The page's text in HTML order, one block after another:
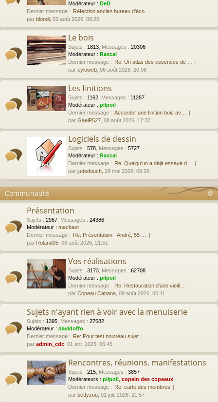
Modérateur : DeD
Dernier message : Réfection ancien bureau d'éco…
par blondi , 02 août 2026, 08:26
Le bois
Sujets : 1813 Messages : 20306
Modérateur : Rascal
Dernier message : Re: Un atlas des essences de …
par xyloweb , 06 août 2026, 20:06
Les finitions
Sujets : 1162 Messages : 11287
Modérateur : pilpoil
Dernier message : Accorder une finition bois av…
par GaelP527 , 08 août 2026, 17:37
Logiciels de dessin
Sujets : 578 Messages : 5727
Modérateur : Rascal
Dernier message : Re: Quelqu'un a déjà essayé d…
par judedouch , 28 mai 2026, 09:26
Communauté
Présentation
Sujets : 2987 Messages : 24386
Modérateur : macbast
Dernier message : Re: Présentation - André, 55 …
par Roland05 , 08 août 2026, 21:51
Vos réalisations
Sujets : 3173 Messages : 62708
Modérateur : pilpoil
Dernier message : Re: Restauration d'une vieill…
par Copeau Cabana , 09 août 2026, 00:11
Sujets n'ayant rien à voir avec la menuiserie
Sujets : 1395 Messages : 27682
Modérateur : davidoffo
Dernier message : Re: Pour test nouveau sujet
par admin_cdc , 01 avr. 2025, 06:45
Rencontres, réunions, manifestations
Sujets : 215 Messages : 3857
Modérateurs : pilpoil copain des copeaux
Dernier message : Re: carte des membres
par bettyzou , 01 juil. 2026, 21:57